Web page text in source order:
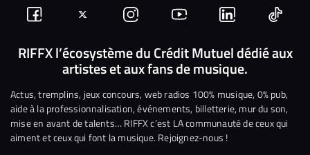
Suivez-
nous
Facebook
Suivez-
nous
sur
Twitter
Nous
rejoindre
sur
Instagram
Nous
rejoindre
sur
YouTube
Nous
rejoindre
sur
Linkedin
Nous
RIFFX l’écosystème du Crédit Mutuel dédié aux
artistes et aux fans de musique.
Actus, tremplins, jeux concours, web radios 100% musique, 0% pub,
aide à la professionnalisation, événements, billetterie, mur du son,
mise en avant de talents… RIFFX c’est LA communauté de ceux qui
aiment et ceux qui font la musique. Rejoignez-nous !